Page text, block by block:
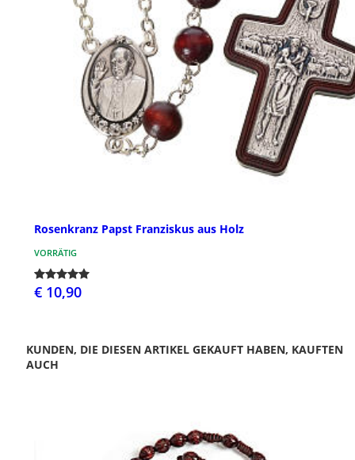
Rosenkranz Papst Franziskus aus Holz
VORRÄTIG
€ 10,90
KUNDEN, DIE DIESEN ARTIKEL GEKAUFT HABEN, KAUFTEN
AUCH